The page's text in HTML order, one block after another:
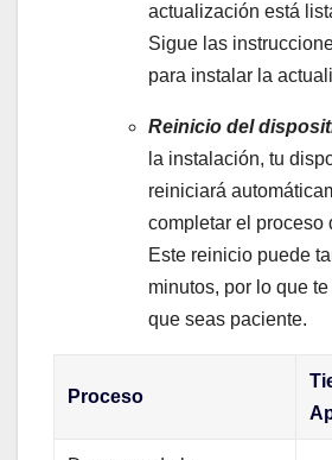
actualización‍ está
Sigue‌ las
para instalar la
Reinicio del
la instalación,⁢ tu
reiniciará
completar el proceso
Este reinicio puede
minutos, por lo que
que seas ‌paciente.
Proceso